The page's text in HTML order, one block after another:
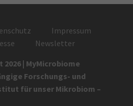
Impressum
Newsletter
| MyMicrobiome
Forschungs- und
für unser Mikrobiom –